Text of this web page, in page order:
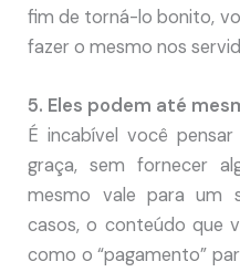
fim de torná-lo bonito,
fazer o mesmo nos
5. Eles podem até
É incabível você
graça, sem fornecer
mesmo vale para um
casos, o conteúdo que
como o “pagamento”